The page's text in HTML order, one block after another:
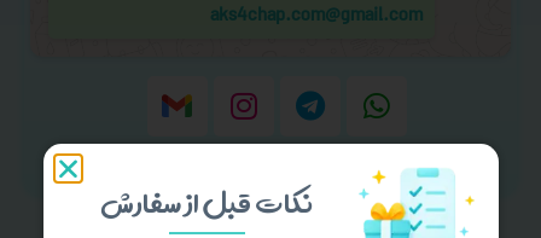
aks4chap.com@gmail.com
نکات قبل از سفارش